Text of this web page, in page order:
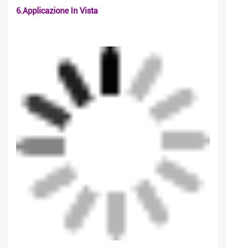
6.Applicazione In Vista